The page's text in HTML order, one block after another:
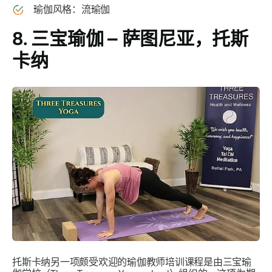
瑜伽风格：流瑜伽
8. 三宝瑜伽 – 萨图尼亚，托斯
卡纳
托斯卡纳另一项颇受欢迎的瑜伽教师培训课程是由三宝瑜